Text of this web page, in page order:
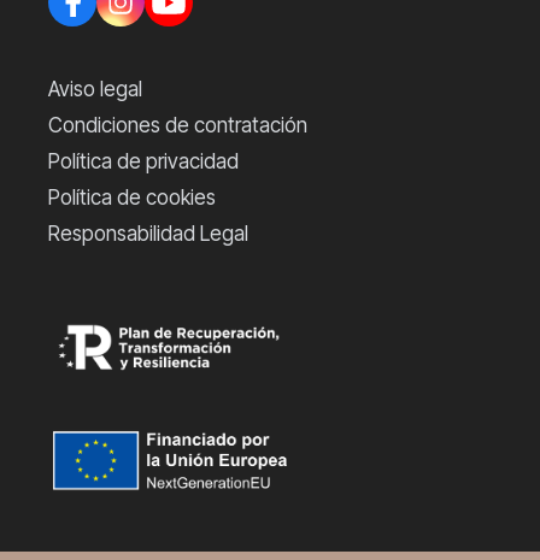
Aviso legal
Condiciones de contratación
Política de privacidad
Política de cookies
Responsabilidad Legal